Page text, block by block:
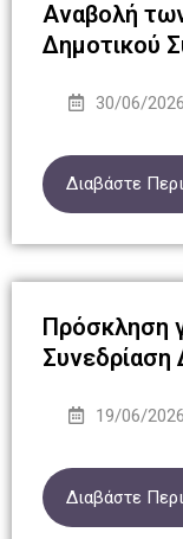
Αναβολή
Δημοτικού
30/06/2026
Διαβάστε
Πρόσκληση
Συνεδρίαση
19/06/2026
Διαβάστε